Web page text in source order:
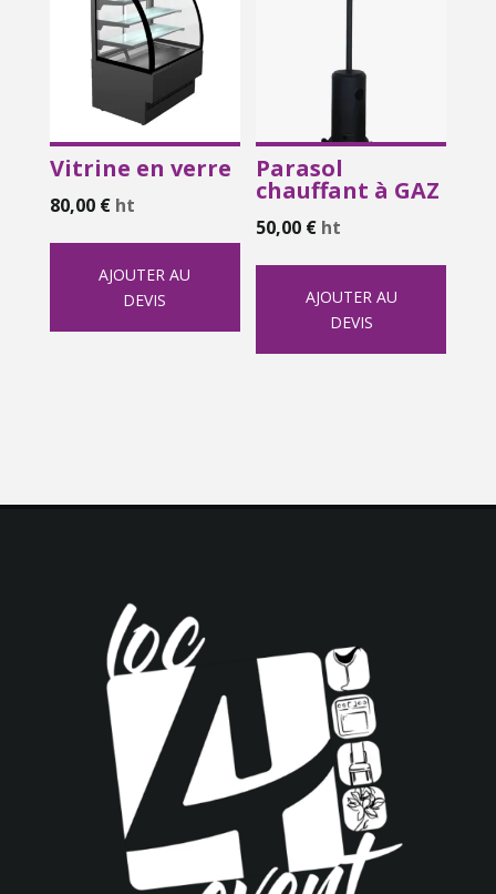
Vitrine en verre
80,00 € ht
AJOUTER AU
DEVIS
Parasol
chauffant à GAZ
50,00 € ht
AJOUTER AU
DEVIS